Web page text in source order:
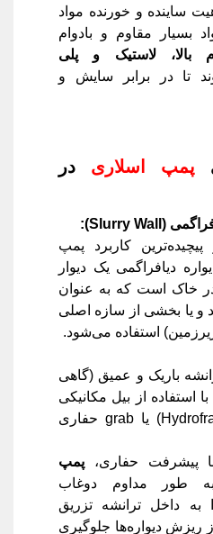
ساینده و خورنده مواد
بسیار مقاوم و بادوام
بالا، لاستیک و پلی
تا در برابر سایش و
پمپ اسلاری در
(Slurry Wall):
کاربرد پمپ
دیافراگمی یک دیوار
خاک است که به عنوان
و یا بخشی از سازه اصلی
زیرزمین) استفاده می‌شود.
باریک و عمیق (گاهی
متر) با استفاده از بیل مکانیکی
ویژه (Hydrofraise) یا grab حفاری
پیشرفت حفاری، پمپ
طور مداوم دوغاب
به داخل ترانشه تزریق
ریزش دیواره‌ها جلوگیری